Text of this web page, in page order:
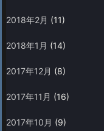
2018年2月 (11)
2018年1月 (14)
2017年12月 (8)
2017年11月 (16)
2017年10月 (9)